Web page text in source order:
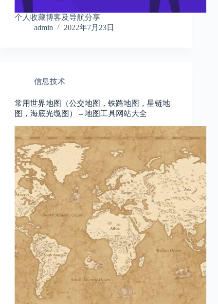
个人收藏博客及导航分享
admin
2022年7月23日
信息技术
常用世界地图（公交地图，铁路地图，星链地
图，海底光缆图） – 地图工具网站大全